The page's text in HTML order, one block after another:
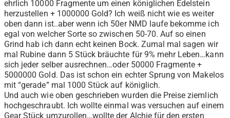
ehrlich 10000 Fragmente um einen königlichen Edelstein
herzustellen + 1000000 Gold? Ich weiß nicht wie es weiter
oben dann ist..aber wenn ich 50er NMD laufe bekomme ich
egal von welcher Sorte so zwischen 50-70. Auf so einen
Grind hab ich dann echt keinen Bock. Zumal mal sagen wir
mal Rubine dann 5 Stück bräuchte für 9% mehr Leben…kann
sich jeder selber ausrechnen…oder 50000 Fragmente +
5000000 Gold. Das ist schon ein echter Sprung von Makelos
mit “gerade” mal 1000 Stück auf königlich.
Und auch wie oben geschrieben wurden die Preise ziemlich
hochgeschraubt. Ich wollte einmal was versuchen auf einem
Gear Stück umzurollen…wollte der Alchie für den ersten